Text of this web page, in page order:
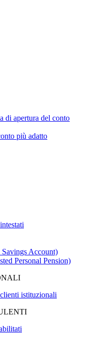
di apertura del conto
più adatto
Account)
Personal Pension)
istituzionali